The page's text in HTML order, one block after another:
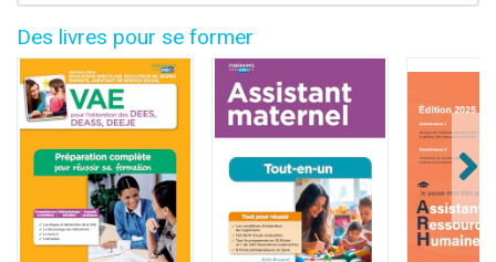
Des livres pour se former